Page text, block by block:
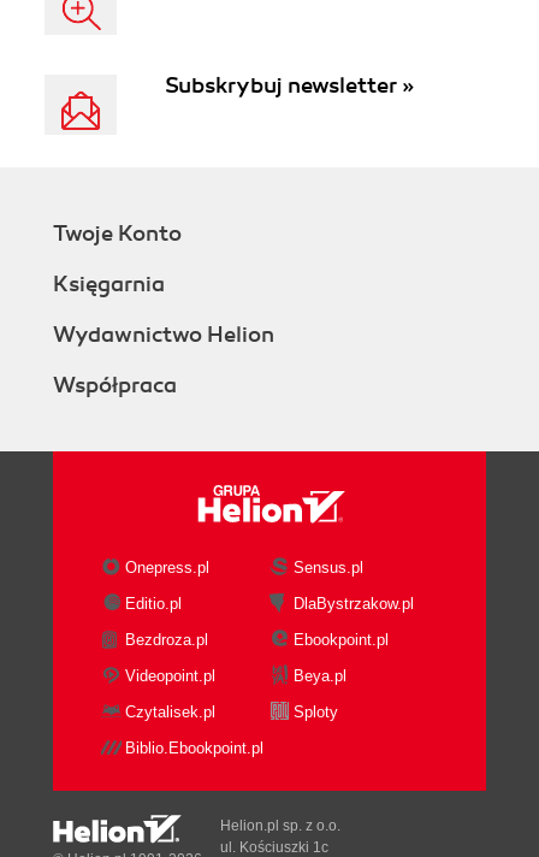
Subskrybuj newsletter »
Twoje Konto
Księgarnia
Wydawnictwo Helion
Współpraca
Onepress.pl
Sensus.pl
Editio.pl
DlaBystrzakow.pl
Bezdroza.pl
Ebookpoint.pl
Videopoint.pl
Beya.pl
Czytalisek.pl
Sploty
Biblio.Ebookpoint.pl
Helion.pl sp. z o.o.
ul. Kościuszki 1c